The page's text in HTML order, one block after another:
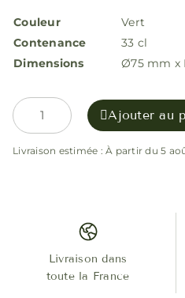
Couleur
Vert
Contenance
33 cl
Dimensions
Ø75 mm x
Ajouter au
Livraison estimée : À partir du 5
Livraison dans
toute la France